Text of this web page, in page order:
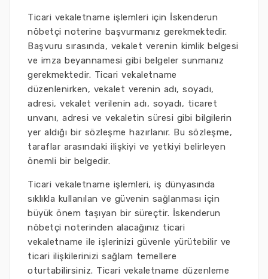
Ticari vekaletname işlemleri için İskenderun
nöbetçi noterine başvurmanız gerekmektedir.
Başvuru sırasında, vekalet verenin kimlik belgesi
ve imza beyannamesi gibi belgeler sunmanız
gerekmektedir. Ticari vekaletname
düzenlenirken, vekalet verenin adı, soyadı,
adresi, vekalet verilenin adı, soyadı, ticaret
unvanı, adresi ve vekaletin süresi gibi bilgilerin
yer aldığı bir sözleşme hazırlanır. Bu sözleşme,
taraflar arasındaki ilişkiyi ve yetkiyi belirleyen
önemli bir belgedir.
Ticari vekaletname işlemleri, iş dünyasında
sıklıkla kullanılan ve güvenin sağlanması için
büyük önem taşıyan bir süreçtir. İskenderun
nöbetçi noterinden alacağınız ticari
vekaletname ile işlerinizi güvenle yürütebilir ve
ticari ilişkilerinizi sağlam temellere
oturtabilirsiniz. Ticari vekaletname düzenleme